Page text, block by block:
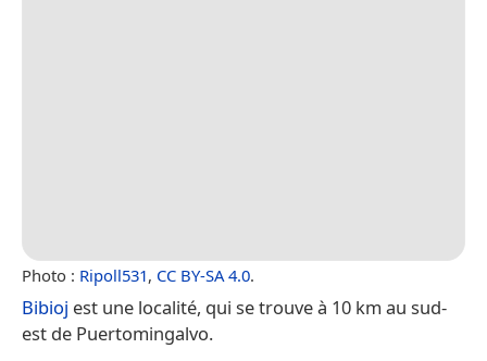
Photo : Ripoll531, CC BY-SA 4.0.
Bibioj est une localité, qui se trouve à 10 km au sud-
est de Puertomingalvo.